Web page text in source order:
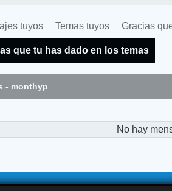
tuyos Temas tuyos Gracias
que tu has dado en los temas
- monthyp
No hay